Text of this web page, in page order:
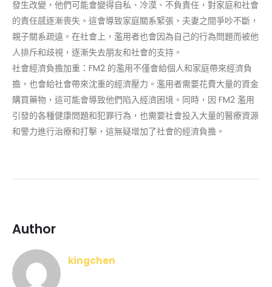
發生改變，他們可能會變得自私、冷漠、不負責任，對家庭和社會
的責任感逐漸喪失。這會導致家庭關系緊張，夫妻之間爭吵不斷，
親子關系疏遠。在社會上，濫用者也會因為自己的行為問題而被他
人排斥和歧視，逐漸失去朋友和社會的支持。
社會經濟負擔加重：FM2 的濫用不僅會給個人和家庭帶來經濟負
擔，也會給社會帶來沈重的經濟壓力。濫用者需要花費大量的資金
購買藥物，這可能會導致他們陷入經濟困境。同時，因 FM2 濫用
引發的各種健康問題和犯罪行為，也需要社會投入大量的醫療資源
和警力進行治療和打擊，這無疑增加了社會的經濟負擔。
Author
kingchen